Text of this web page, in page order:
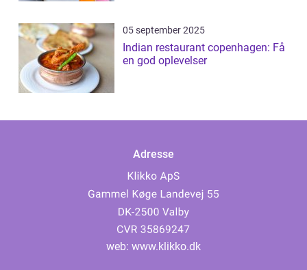
05 september 2025
Indian restaurant copenhagen: Få
en god oplevelser
Adresse
web: www.klikko.dk